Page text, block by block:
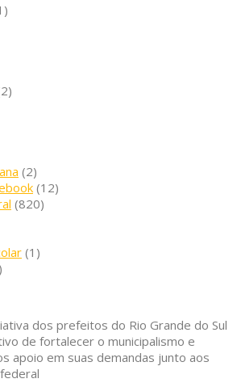
(2)
(12)
(820)
(1)
dos prefeitos do Rio Grande do Sul
de fortalecer o municipalismo e
apoio em suas demandas junto aos